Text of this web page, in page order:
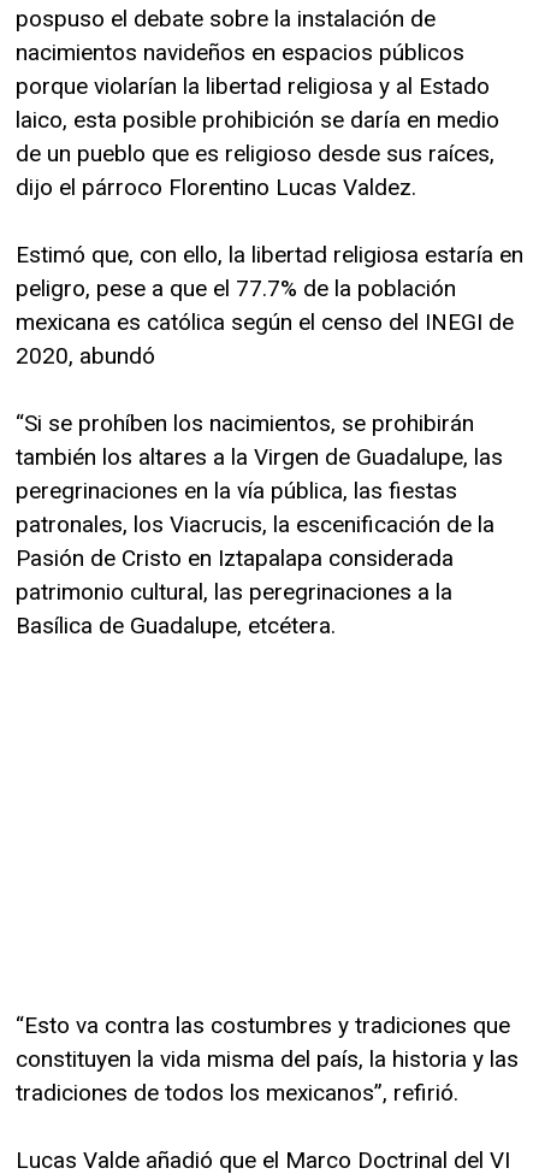
pospuso el debate sobre la instalación de
nacimientos navideños en espacios públicos
porque violarían la libertad religiosa y al Estado
laico, esta posible prohibición se daría en medio
de un pueblo que es religioso desde sus raíces,
dijo el párroco Florentino Lucas Valdez.
Estimó que, con ello, la libertad religiosa estaría en
peligro, pese a que el 77.7% de la población
mexicana es católica según el censo del INEGI de
2020, abundó
“Si se prohíben los nacimientos, se prohibirán
también los altares a la Virgen de Guadalupe, las
peregrinaciones en la vía pública, las fiestas
patronales, los Viacrucis, la escenificación de la
Pasión de Cristo en Iztapalapa considerada
patrimonio cultural, las peregrinaciones a la
Basílica de Guadalupe, etcétera.
“Esto va contra las costumbres y tradiciones que
constituyen la vida misma del país, la historia y las
tradiciones de todos los mexicanos”, refirió.
Lucas Valde añadió que el Marco Doctrinal del VI